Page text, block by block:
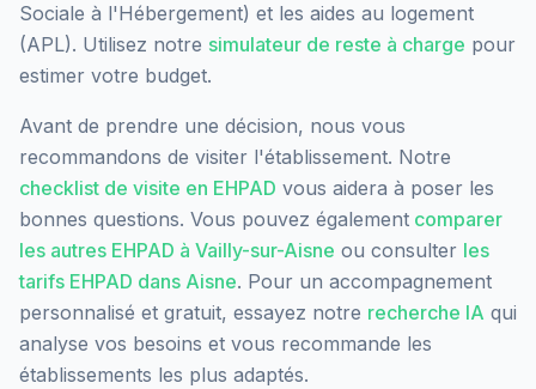
Sociale à l'Hébergement) et les aides au logement
(APL). Utilisez notre simulateur de reste à charge pour
estimer votre budget.
Avant de prendre une décision, nous vous
recommandons de visiter l'établissement. Notre
checklist de visite en EHPAD vous aidera à poser les
bonnes questions. Vous pouvez également comparer
les autres EHPAD à Vailly-sur-Aisne ou consulter les
tarifs EHPAD dans Aisne. Pour un accompagnement
personnalisé et gratuit, essayez notre recherche IA qui
analyse vos besoins et vous recommande les
établissements les plus adaptés.